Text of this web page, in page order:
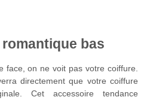
bas
face, on ne voit pas votre coiffure.
directement que votre coiffure
Cet accessoire tendance